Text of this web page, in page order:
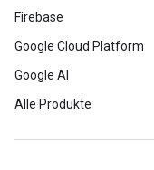
Firebase
Google Cloud Platform
Google AI
Alle Produkte